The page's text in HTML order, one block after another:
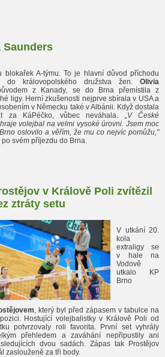
Saunders
blokařek A-týmu. To je hlavní důvod příchodu
do královopolského družstva žen. Olivia
z Kanady, se do Brna přemístila z
ligy. Herní zkušenosti nejprve sbírala v USA a
v Německu také v Albánii. Když dostala
za KáPéčko, vůbec neváhala. „V České
volejbal na velmi vysoké úrovni. Jsem moc
oslovilo a věřím, že mu co nejvíc pomůžu,"
svém příjezdu do Brna.
v Králově Poli zvítězil
ztráty setu
V utkání 20.
kola
extraligy se
v hale na
Vodově
utkalo KP
Brno
, který byl před zápasem v tabulce na
Hostující volejbalistky v Králově Poli od
potvrzovaly roli favorita. První set vyhrály
přehledem a zaváhání nepřipustily ani
dvou sadách. Zápas tak Prostějov
zaslouženě za tři body.